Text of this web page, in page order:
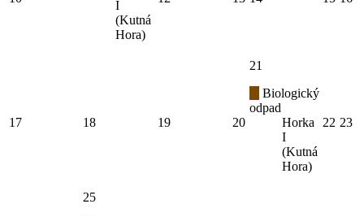
I
(Kutná
Hora)
17 18 19 20
21
Biologický
odpad
Horka
I
(Kutná
Hora)
22 23
25